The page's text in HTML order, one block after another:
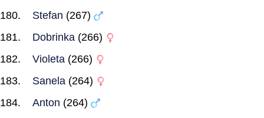
Stefan (267)
Dobrinka (266)
Violeta (266)
Sanela (264)
Anton (264)